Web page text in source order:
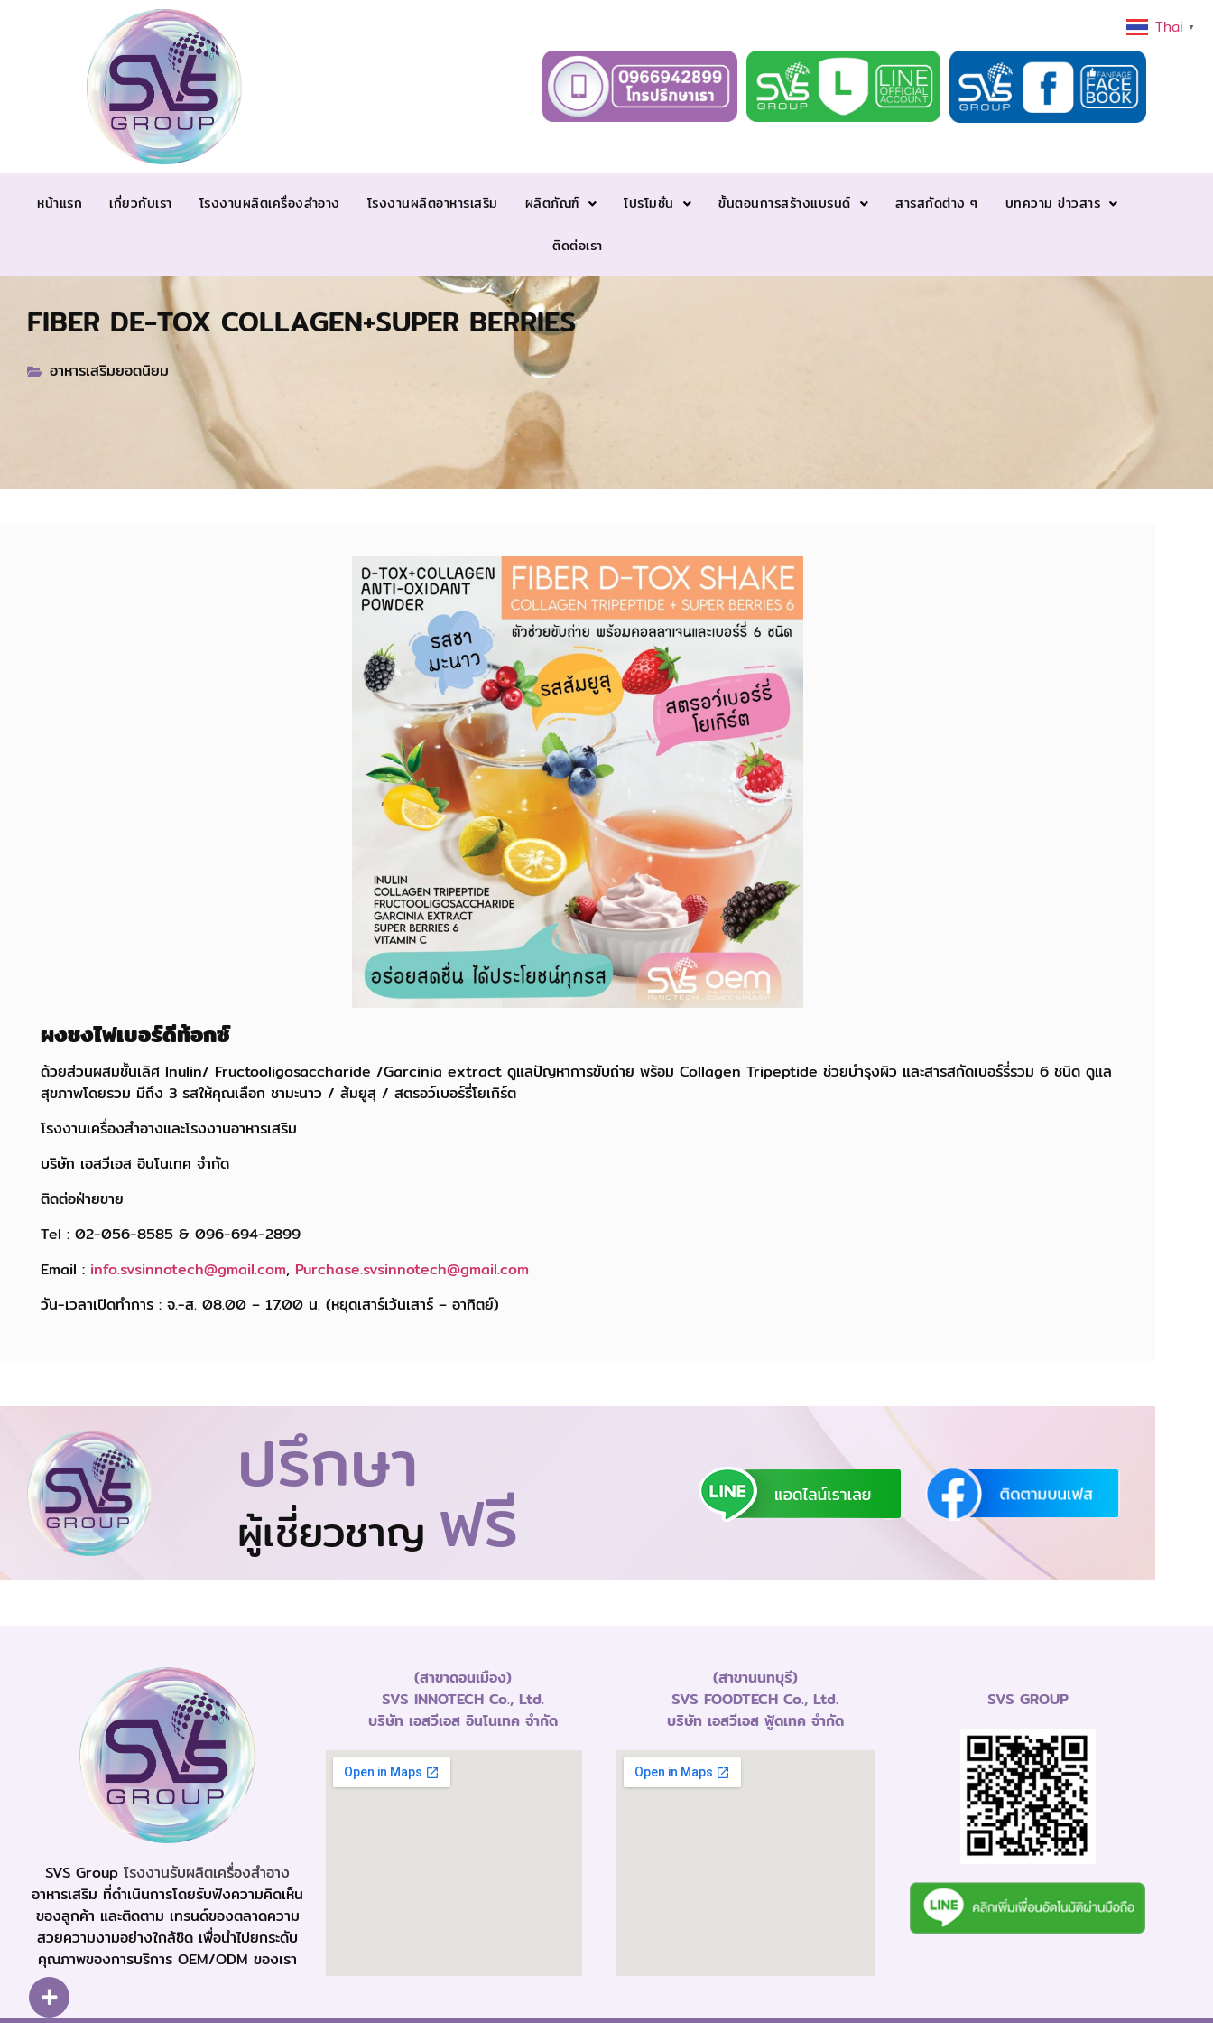
หน้าแรก เกี่ยวกับเรา โรงงานผลิตเครื่องสำอาง โรงงานผลิตอาหารเสริม ผลิตภัณฑ์ โปรโมชั่น ขั้นตอนการสร้างแบรนด์ สารสกัดต่าง ๆ บทความ ข่าวสาร
ติดต่อเรา
FIBER DE-TOX COLLAGEN+SUPER BERRIES
อาหารเสริมยอดนิยม
ผงชงไฟเบอร์ดีท้อกซ์
ด้วยส่วนผสมชั้นเลิศ Inulin/ Fructooligosaccharide /Garcinia extract ดูแลปัญหาการขับถ่าย พร้อม Collagen Tripeptide ช่วยบำรุงผิว และสารสกัดเบอร์รี่รวม 6 ชนิด ดูแล
สุขภาพโดยรวม มีถึง 3 รสให้คุณเลือก ชามะนาว / ส้มยูสุ / สตรอว์เบอร์รี่โยเกิร์ต
โรงงานเครื่องสำอางและโรงงานอาหารเสริม
บริษัท เอสวีเอส อินโนเทค จำกัด
ติดต่อฝ่ายขาย
Tel : 02-056-8585 & 096-694-2899
Email : info.svsinnotech@gmail.com, Purchase.svsinnotech@gmail.com
วัน-เวลาเปิดทำการ : จ.-ส. 08.00 – 17.00 น. (หยุดเสาร์เว้นเสาร์ – อาทิตย์)
ปรึกษา
ผู้เชี่ยวชาญ ฟรี
SVS Group โรงงานรับผลิตเครื่องสำอาง
อาหารเสริม ที่ดำเนินการโดยรับฟังความคิดเห็น
ของลูกค้า และติดตาม เทรนด์ของตลาดความ
สวยความงามอย่างใกล้ชิด เพื่อนำไปยกระดับ
คุณภาพของการบริการ OEM/ODM ของเรา
(สาขาดอนเมือง)
SVS INNOTECH Co., Ltd.
บริษัท เอสวีเอส อินโนเทค จำกัด
(สาขานนทบุรี)
SVS FOODTECH Co., Ltd.
บริษัท เอสวีเอส ฟู้ดเทค จำกัด
SVS GROUP
Thai ▼